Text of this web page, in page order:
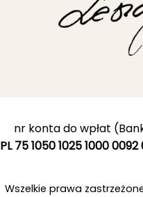
nr konta do wpłat
PL 75 1050 1025 1000 0092
Wszelkie prawa